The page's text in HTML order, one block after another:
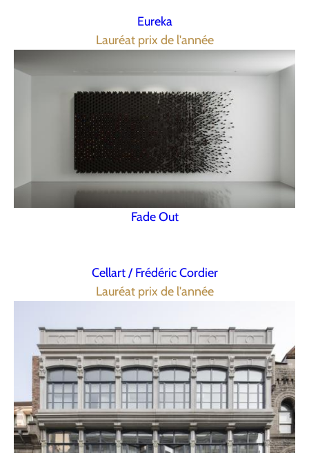
Eureka
Lauréat prix de l'année
Fade Out
Cellart / Frédéric Cordier
Lauréat prix de l'année